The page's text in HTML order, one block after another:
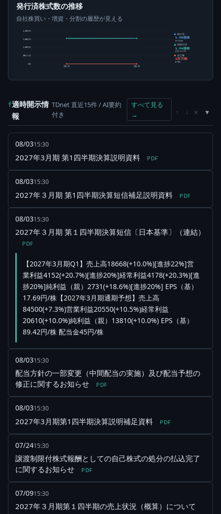
発行済株式数の推移
自社株買い・増資・分割の履歴が見える
0株
50百万株
1.00億株
1.50億株
2.00億株
25/3 26/3
発行済
1.56億株
株式総数
純発行済
1.54億株
総数-自己株
自己株
1百万株
0.79%
f適時開示情
報
TDnet 直近15件 / AI要約
付き
すべて見る
→
↑ ↓ ×
08/0315:30
2027年3月期 第1四半期決算説明資料 PDF
08/0315:30
2027年３月期 第1四半期決算短信補足説明資料 PDF
08/0315:30
2027年３月期 第１四半期決算短信〔日本基準〕（連結）
PDF
【2027年3月期Q1】売上高18668(+10.0%)[進捗22%]営
業利益4152(+20.7%)[進捗20%]経常利益4178(+20.3%)[進
捗20%]純利益（親）2731(+18.6%)[進捗20%] EPS（基）
17.69円/株【2027年3月期通期予想】売上高
84500(+7.3%)営業利益20550(+10.5%)経常利益
20610(+10.0%)純利益（親）13810(+10.0%) EPS（基）
89.42円/株 配当金45円/株
08/0315:30
配当方針の一部変更（中間配当の実施）及び配当予想の
修正に関するお知らせ
PDF
08/0315:30
2027年3月期第1四半期決算説明補足資料 PDF
07/2415:30
譲渡制限付株式報酬としての自己株式の処分の払込完了
に関するお知らせ
PDF
07/0915:30
2027年３月期第１四半期の売上状況（概算）について